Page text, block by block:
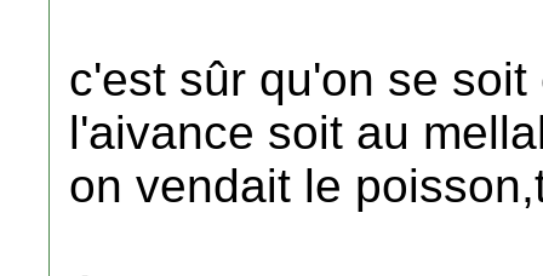
c'est sûr qu'on se
l'aivance soit au
on vendait le